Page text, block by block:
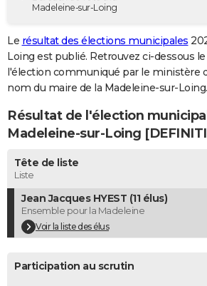
Destinations
City break
Voyage nature
Voyage de noces
Forum
GUIDES D'ACHAT
BONS PLANS
Carte de Noël
Carte Bonne année
Carte Saint-Valentin
Carte Pâques
Carte d'anniversaire
DICTIONNAIRE
Dictionnaire
Biographies
Citations
Expressions
Proverbes
PROGRAMME TV
COPAINS D'AVANT
S'inscrire
Se connecter
Lycées
Collèges
Primaires
Universités
Entreprises
Service militaire
Avis de recherche
AVIS DE DÉCÈS
Bricolage
Television
Madeleine-sur-Loing
Le résultat des élections municipales
Loing est publié. Retrouvez ci-dessous
l'élection communiqué par le ministère
nom du maire de la Madeleine-sur-Loing.
Résultat de l'élection
Madeleine-sur-Loing
Tête de liste
Liste
Jean Jacques HYEST (11 élus)
Ensemble pour la Madeleine
Voir la liste des élus
Participation au scrutin